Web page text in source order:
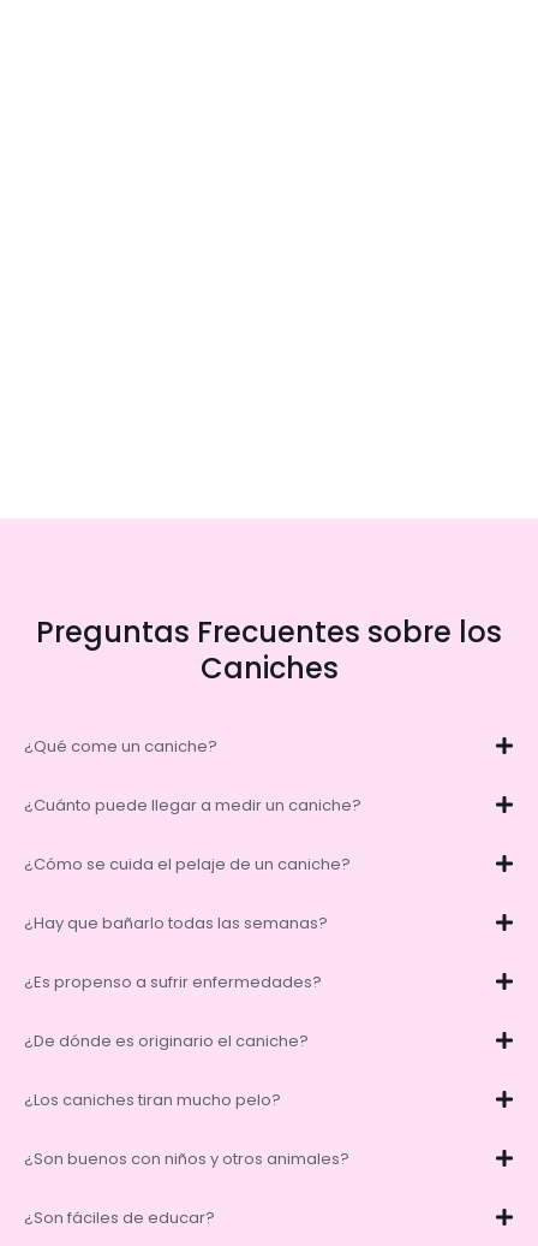
Preguntas Frecuentes sobre los
Caniches
¿Qué come un caniche?
¿Cuánto puede llegar a medir un caniche?
¿Cómo se cuida el pelaje de un caniche?
¿Hay que bañarlo todas las semanas?
¿Es propenso a sufrir enfermedades?
¿De dónde es originario el caniche?
¿Los caniches tiran mucho pelo?
¿Son buenos con niños y otros animales?
¿Son fáciles de educar?